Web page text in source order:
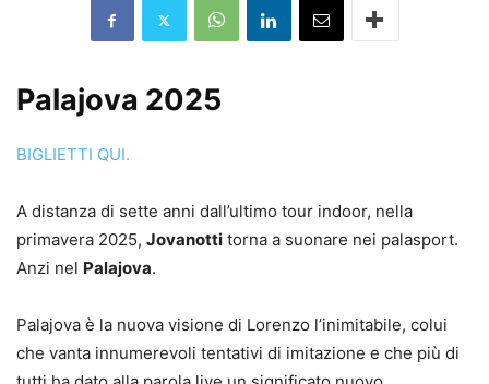
Palajova 2025
BIGLIETTI QUI.
A distanza di sette anni dall’ultimo tour indoor, nella
primavera 2025, Jovanotti torna a suonare nei palasport.
Anzi nel Palajova.
Palajova è la nuova visione di Lorenzo l’inimitabile, colui
che vanta innumerevoli tentativi di imitazione e che più di